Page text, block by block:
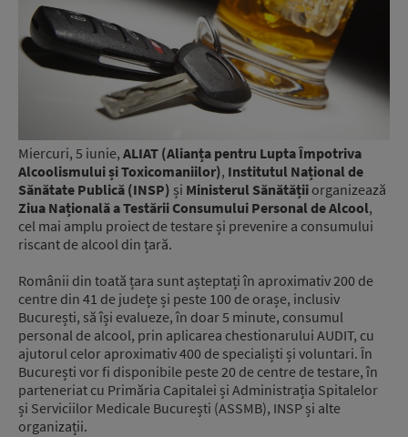
Miercuri, 5 iunie, ALIAT (Alianța pentru Lupta Împotriva
Alcoolismului și Toxicomaniilor), Institutul Național de
Sănătate Publică (INSP) și Ministerul Sănătății organizează
Ziua Națională a Testării Consumului Personal de Alcool,
cel mai amplu proiect de testare și prevenire a consumului
riscant de alcool din țară.
Românii din toată țara sunt așteptați în aproximativ 200 de
centre din 41 de județe și peste 100 de orașe, inclusiv
București, să își evalueze, în doar 5 minute, consumul
personal de alcool, prin aplicarea chestionarului AUDIT, cu
ajutorul celor aproximativ 400 de specialiști și voluntari. În
București vor fi disponibile peste 20 de centre de testare, în
parteneriat cu Primăria Capitalei și Administrația Spitalelor
și Serviciilor Medicale București (ASSMB), INSP și alte
organizații.